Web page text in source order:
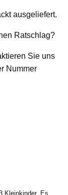
ausgeliefert.
Ratschlag?
Sie uns
Nummer
Kleinkinder. Es